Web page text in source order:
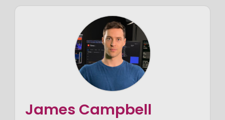
James Campbell